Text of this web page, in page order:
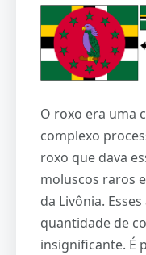
O roxo era uma
complexo
roxo que dava
moluscos raros
da Livônia.
quantidade de
insignificante. É